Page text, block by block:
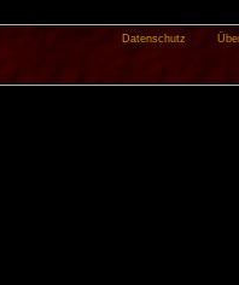
Datenschutz